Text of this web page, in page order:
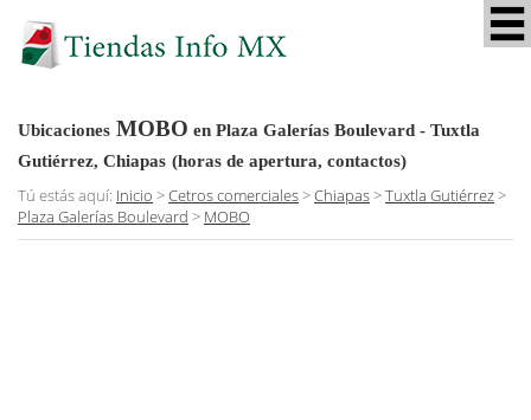
Ubicaciones MOBO en Plaza Galerías Boulevard - Tuxtla
Gutiérrez, Chiapas (horas de apertura, contactos)
Tú estás aquí: Inicio >Cetros comerciales>Chiapas>Tuxtla Gutiérrez>
Plaza Galerías Boulevard > MOBO